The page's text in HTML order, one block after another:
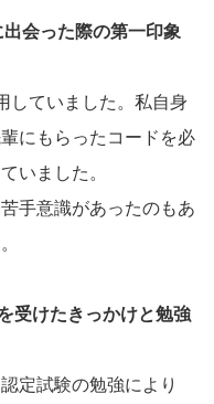
会った際の第一印象
していました。私自身
にもらったコードを必
いました。
手意識があったのもあ
受けたきっかけと勉強
定試験の勉強により